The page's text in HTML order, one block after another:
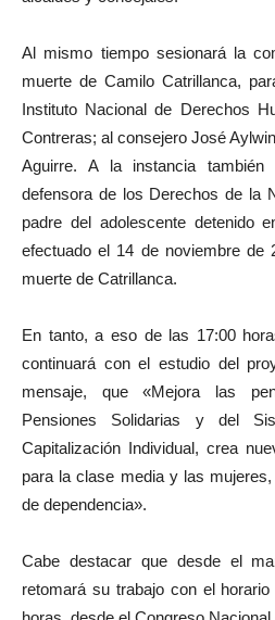
Al mismo tiempo sesionará la
muerte de Camilo Catrillanca,
Instituto Nacional de Derechos
Contreras; al consejero José
Aguirre. A la instancia
defensora de los Derechos de la
padre del adolescente detenido
efectuado el 14 de noviembre de
muerte de Catrillanca.
En tanto, a eso de las 17:00
continuará con el estudio del
mensaje, que «Mejora las
Pensiones Solidarias y del
Capitalización Individual, crea
para la clase media y las
de dependencia».
Cabe destacar que desde el
retomará su trabajo con el